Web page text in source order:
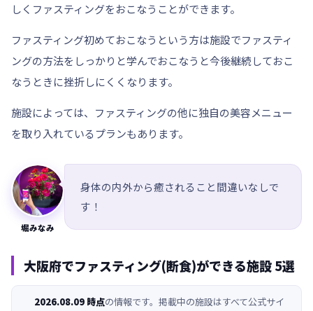
しくファスティングをおこなう ことができます。
ファスティング初めておこなうという方は施設でファスティ
ングの方法をしっかりと学んでおこなうと今後継続しておこ
なうときに挫折しにくくなります。
施設によっては、ファスティングの他に独自の美容メニュー
を取り入れているプランもあります。
堀みなみ
身体の内外から癒されること間違いなしで
す！
大阪府でファスティング(断食)ができる施設 5選
2026.08.09 時点の情報です。掲載中の施設はすべて公式サイ